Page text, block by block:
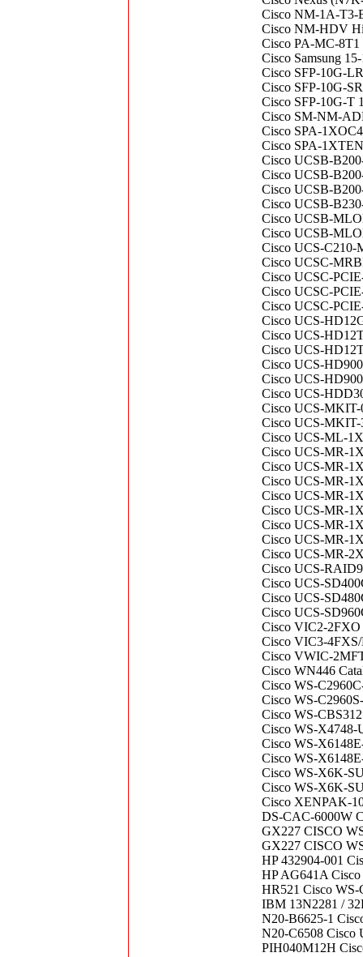
Cisco NM-1A-T3-
Cisco NM-HDV
Cisco PA-MC-8T1
Cisco Samsung
Cisco SFP-10G-
Cisco SFP-10G-
Cisco SFP-10G-T
Cisco SM-NM-
Cisco SPA-
Cisco SPA-
Cisco UCSB-
Cisco UCSB-
Cisco UCSB-
Cisco UCSB-
Cisco UCSB-
Cisco UCSB-
Cisco UCS-C210-
Cisco UCSC-
Cisco UCSC-
Cisco UCSC-
Cisco UCSC-
Cisco UCS-
Cisco UCS-
Cisco UCS-
Cisco UCS-
Cisco UCS-
Cisco UCS-
Cisco UCS-
Cisco UCS-
Cisco UCS-ML-
Cisco UCS-MR-
Cisco UCS-MR-
Cisco UCS-MR-
Cisco UCS-MR-
Cisco UCS-MR-
Cisco UCS-MR-
Cisco UCS-MR-
Cisco UCS-MR-
Cisco UCS-
Cisco UCS-
Cisco UCS-
Cisco UCS-
Cisco VIC2-2FXO
Cisco VIC3-
Cisco VWIC-
Cisco WN446
Cisco WS-
Cisco WS-
Cisco WS-
Cisco WS-X4748-
Cisco WS-
Cisco WS-
Cisco WS-X6K-
Cisco WS-X6K-
Cisco XENPAK-
DS-CAC-6000W
GX227 CISCO
GX227 CISCO
HP 432904-001
HP AG641A
HR521 Cisco
IBM 13N2281 /
N20-B6625-1
N20-C6508 Cisco
PIH040M12H